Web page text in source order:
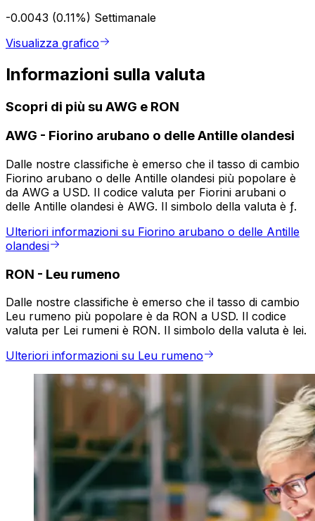
-0.0043 (0.11%) Settimanale
Visualizza grafico
Informazioni sulla valuta
Scopri di più su AWG e RON
AWG - Fiorino arubano o delle Antille olandesi
Dalle nostre classifiche è emerso che il tasso di cambio
Fiorino arubano o delle Antille olandesi più popolare è
da AWG a USD. Il codice valuta per Fiorini arubani o
delle Antille olandesi è AWG. Il simbolo della valuta è ƒ.
Ulteriori informazioni su Fiorino arubano o delle Antille
olandesi
RON - Leu rumeno
Dalle nostre classifiche è emerso che il tasso di cambio
Leu rumeno più popolare è da RON a USD. Il codice
valuta per Lei rumeni è RON. Il simbolo della valuta è lei.
Ulteriori informazioni su Leu rumeno